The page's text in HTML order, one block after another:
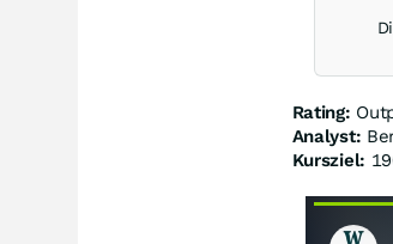
Rating:
Analyst:
Kursziel: